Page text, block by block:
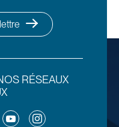
RÉSEAUX
YouTubeInstagram